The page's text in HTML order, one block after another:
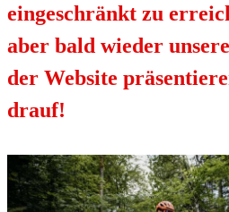
eingeschränkt zu
aber bald wieder
der Website
drauf!